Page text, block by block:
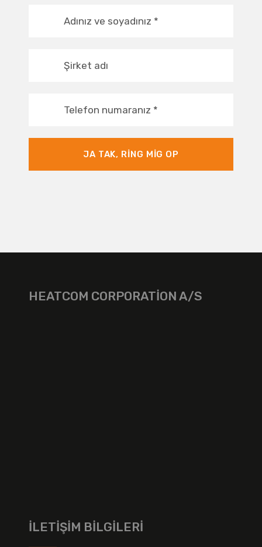
Adınız ve soyadınız *
Şirket adı
Telefon numaranız *
JA TAK, RING MIG OP
HEATCOM CORPORATION A/S
İLETIŞIM BILGILERI